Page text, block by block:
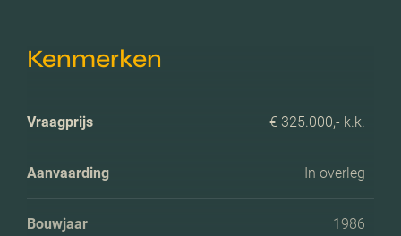
Kenmerken
Vraagprijs € 325.000,- k.k.
Aanvaarding In overleg
Bouwjaar 1986